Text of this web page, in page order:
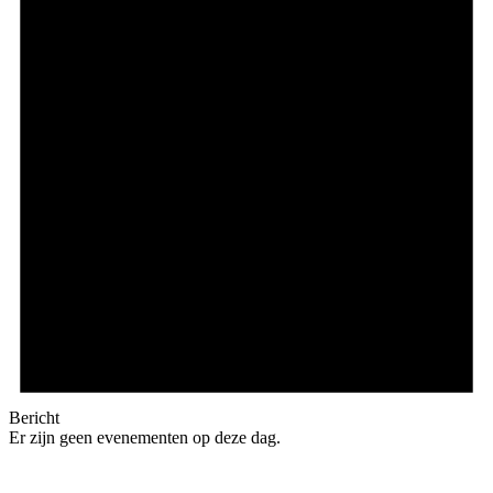
Bericht
Er zijn geen evenementen op deze dag.